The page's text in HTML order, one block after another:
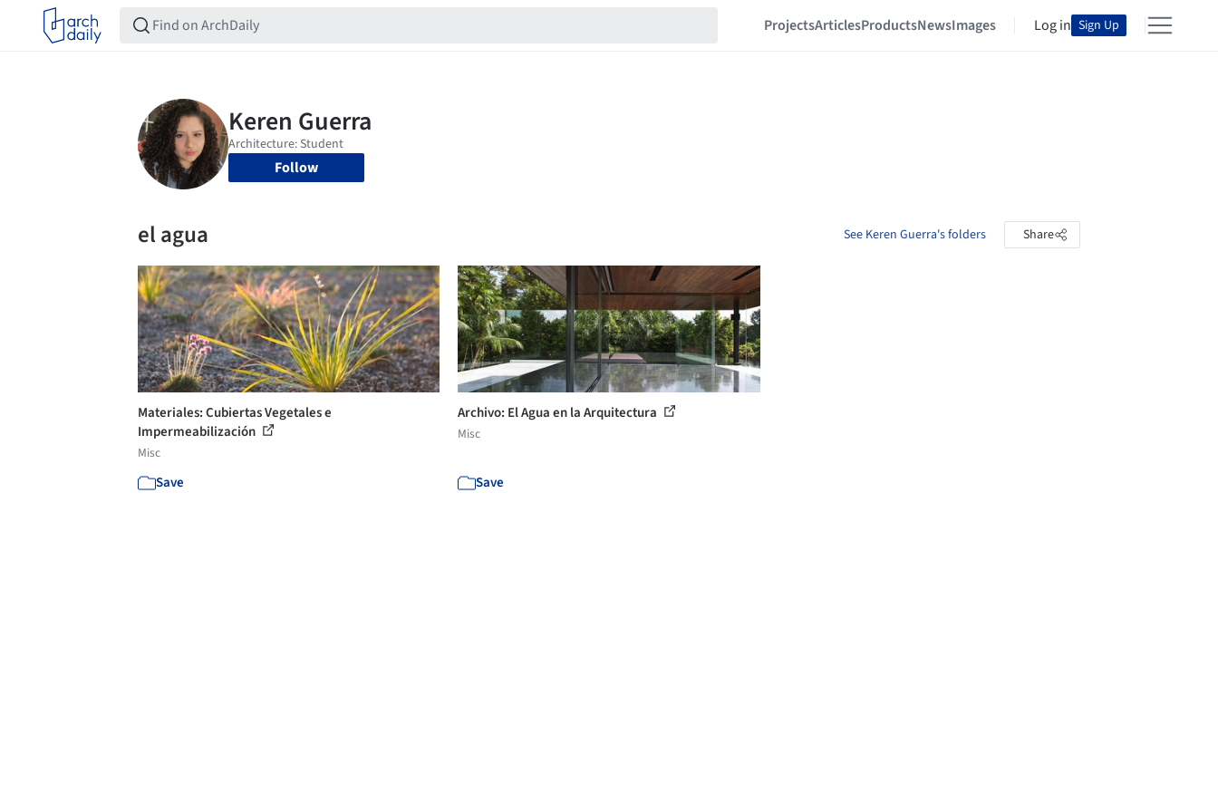
ProjectsArticlesProductsNewsImages Log in Sign Up
Follow
el agua See Keren Guerra's folders Share
Materiales: Cubiertas Vegetales e
Impermeabilización
Misc
Save
Archivo: El Agua en la Arquitectura
Misc
Save